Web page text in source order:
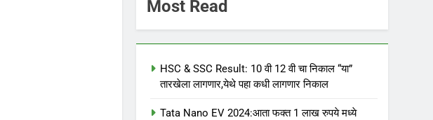
Most Read
HSC & SSC Result: 10 वी 12 वी चा निकाल “या”
तारखेला लागणार,येथे पहा कधी लागणार निकाल
Tata Nano EV 2024:आता फक्त 1 लाख रुपये मध्ये